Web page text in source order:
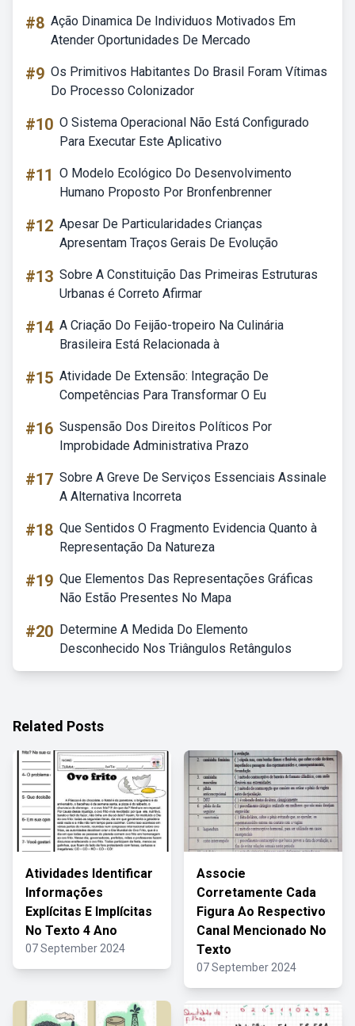
#8 Ação Dinamica De Individuos Motivados Em
Atender Oportunidades De Mercado
#9 Os Primitivos Habitantes Do Brasil Foram Vítimas
Do Processo Colonizador
#10 O Sistema Operacional Não Está Configurado
Para Executar Este Aplicativo
#11 O Modelo Ecológico Do Desenvolvimento
Humano Proposto Por Bronfenbrenner
#12 Apesar De Particularidades Crianças
Apresentam Traços Gerais De Evolução
#13 Sobre A Constituição Das Primeiras Estruturas
Urbanas é Correto Afirmar
#14 A Criação Do Feijão-tropeiro Na Culinária
Brasileira Está Relacionada à
#15 Atividade De Extensão: Integração De
Competências Para Transformar O Eu
#16 Suspensão Dos Direitos Políticos Por
Improbidade Administrativa Prazo
#17 Sobre A Greve De Serviços Essenciais Assinale
A Alternativa Incorreta
#18 Que Sentidos O Fragmento Evidencia Quanto à
Representação Da Natureza
#19 Que Elementos Das Representações Gráficas
Não Estão Presentes No Mapa
#20 Determine A Medida Do Elemento
Desconhecido Nos Triângulos Retângulos
Related Posts
Atividades Identificar
Informações
Explícitas E Implícitas
No Texto 4 Ano
07 September 2024
Associe
Corretamente Cada
Figura Ao Respectivo
Canal Mencionado No
Texto
07 September 2024